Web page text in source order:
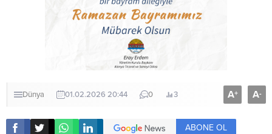
Dünya 01.02.2026 20:44 0 3 A+ A-
ABONE OL